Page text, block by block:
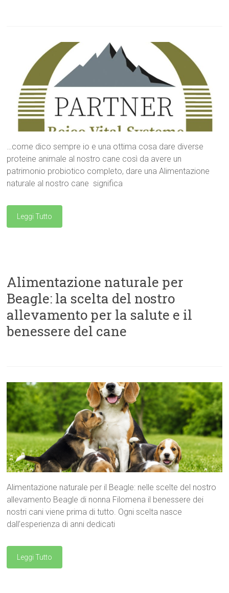
…come dico sempre io e una ottima cosa dare diverse
proteine animale al nostro cane così da avere un
patrimonio probiotico completo, dare una Alimentazione
naturale al nostro cane significa
Leggi Tutto
Alimentazione naturale per
Beagle: la scelta del nostro
allevamento per la salute e il
benessere del cane
Alimentazione naturale per il Beagle: nelle scelte del nostro
allevamento Beagle di nonna Filomena il benessere dei
nostri cani viene prima di tutto. Ogni scelta nasce
dall’esperienza di anni dedicati
Leggi Tutto